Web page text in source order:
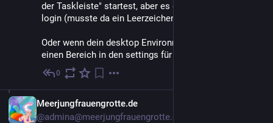
der Taskleiste" startest, aber es gibt das cron-makro @
login (musste da ein Leerzeichen rein setzen.
Oder wenn dein desktop Environment es hat gibt es
einen Bereich in den settings für "startup" processes. ;)
0
Meerjungfrauengrotte.de
@admina@meerjungfrauengrotte.de